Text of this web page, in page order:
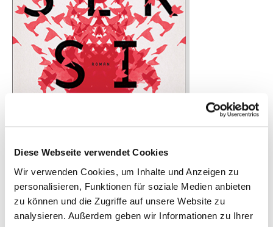
Diese Webseite verwendet Cookies
Wir verwenden Cookies, um Inhalte und Anzeigen zu
personalisieren, Funktionen für soziale Medien anbieten
zu können und die Zugriffe auf unsere Website zu
analysieren. Außerdem geben wir Informationen zu Ihrer
Shortlist 2017
Außer sich